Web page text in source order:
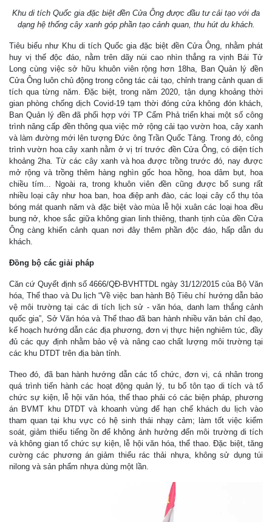
Khu di tích Quốc gia đặc biệt đền Cửa Ông được đầu tư cải tạo với đa
dạng hệ thống cây xanh góp phần tạo cảnh quan, thu hút du khách.
Tiêu biểu như Khu di tích Quốc gia đặc biệt đền Cửa Ông, nhằm phát
huy vị thế độc đáo, nằm trên dãy núi cao nhìn thẳng ra vịnh Bái Tử
Long cùng việc sở hữu khuôn viên rộng hơn 18ha, Ban Quản lý đền
Cửa Ông luôn chủ động trong công tác cải tạo, chỉnh trang cảnh quan di
tích qua từng năm. Đặc biệt, trong năm 2020, tận dụng khoảng thời
gian phòng chống dịch Covid-19 tạm thời đóng cửa không đón khách,
Ban Quản lý đền đã phối hợp với TP Cẩm Phả triển khai một số công
trình nâng cấp đền thông qua việc mở rộng cải tạo vườn hoa, cây xanh
và làm đường mới lên tượng Đức ông Trần Quốc Tảng. Trong đó, công
trình vườn hoa cây xanh nằm ở vị trí trước đền Cửa Ông, có diện tích
khoảng 2ha. Từ các cây xanh và hoa được trồng trước đó, nay được
mở rộng và trồng thêm hàng nghìn gốc hoa hồng, hoa dâm bụt, hoa
chiều tím... Ngoài ra, trong khuôn viên đền cũng được bổ sung rất
nhiều loại cây như hoa ban, hoa điệp anh đào, các loại cây cổ thụ tỏa
bóng mát quanh năm và đặc biệt vào mùa lễ hội xuân các loại hoa đều
bung nở, khoe sắc giữa không gian linh thiêng, thanh tịnh của đền Cửa
Ông càng khiến cảnh quan nơi đây thêm phần độc đáo, hấp dẫn du
khách.
Đồng bộ các giải pháp
Căn cứ Quyết định số 4666/QĐ-BVHTTDL ngày 31/12/2015 của Bộ Văn
hóa, Thể thao và Du lịch “Về việc ban hành Bộ Tiêu chí hướng dẫn bảo
vệ môi trường tại các di tích lịch sử - văn hóa, danh lam thắng cảnh
quốc gia”, Sở Văn hóa và Thể thao đã ban hành nhiều văn bản chỉ đạo,
kế hoạch hướng dẫn các địa phương, đơn vị thực hiện nghiêm túc, đầy
đủ các quy định nhằm bảo vệ và nâng cao chất lượng môi trường tại
các khu DTDT trên địa bàn tỉnh.
Theo đó, đã ban hành hướng dẫn các tổ chức, đơn vị, cá nhân trong
quá trình tiến hành các hoạt động quản lý, tu bổ tôn tạo di tích và tổ
chức sự kiện, lễ hội văn hóa, thể thao phải có các biện pháp, phương
án BVMT khu DTDT và khoanh vùng để hạn chế khách du lịch vào
tham quan tại khu vực có hệ sinh thái nhạy cảm; làm tốt việc kiểm
soát, giảm thiểu tiếng ồn để không ảnh hưởng đến môi trường di tích
và không gian tổ chức sự kiện, lễ hội văn hóa, thể thao. Đặc biệt, tăng
cường các phương án giảm thiểu rác thải nhựa, không sử dụng túi
nilong và sản phẩm nhựa dùng một lần.